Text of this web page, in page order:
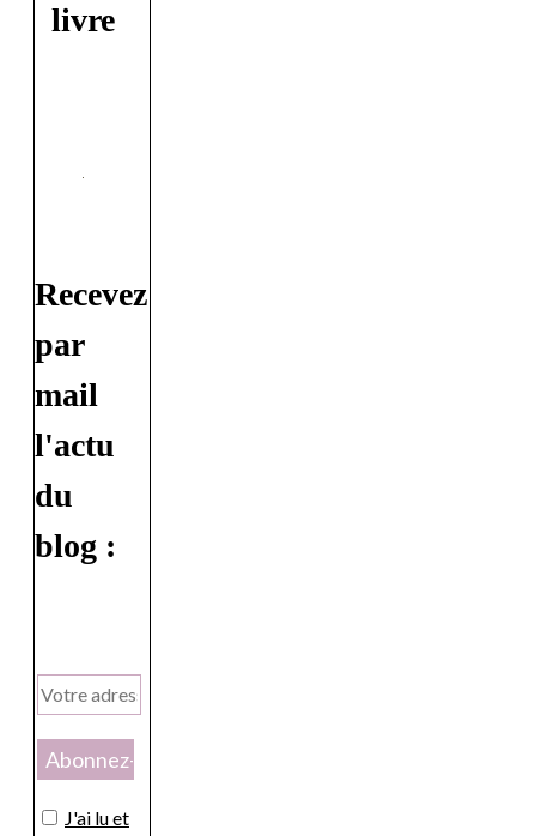
livre
Recevez
par
mail
l'actu
du
blog :
J'ai lu et